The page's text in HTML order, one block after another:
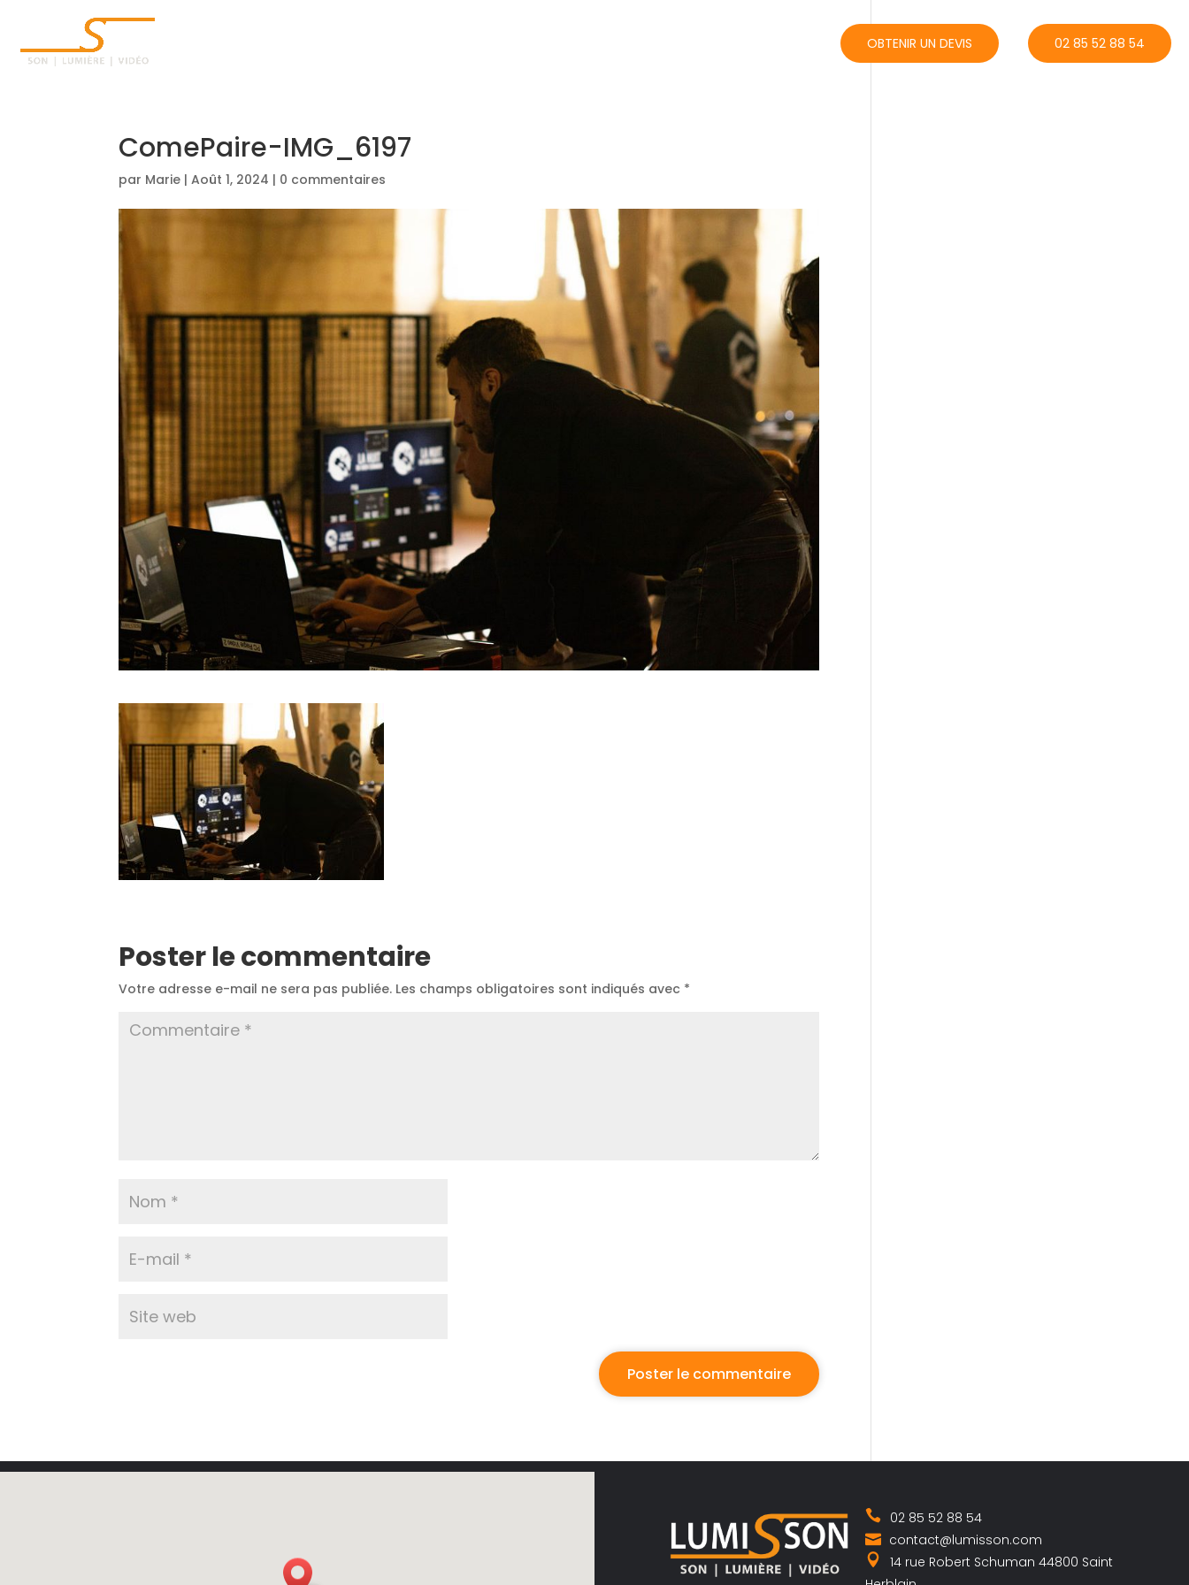
OBTENIR UN DEVIS 02 85 52 88 54
ComePaire-IMG_6197
par Marie |Août 1, 2024 | 0 commentaires
Poster le commentaire
Votre adresse e-mail ne sera pas publiée. Les champs obligatoires sont indiqués avec *
02 85 52 88 54
contact@lumisson.com
14 rue Robert Schuman 44800 Saint